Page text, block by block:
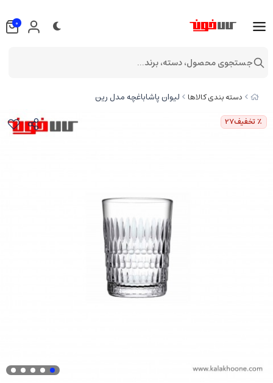
دسته بندی کالاها لیوان پاشاباغچه مدل رین
٪ تخفیف27
0
جستجوی محصول، دسته، برند...